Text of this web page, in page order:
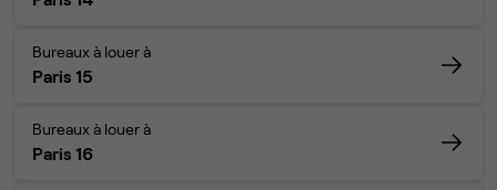
Bureaux à louer à
Paris 15
Bureaux à louer à
Paris 16